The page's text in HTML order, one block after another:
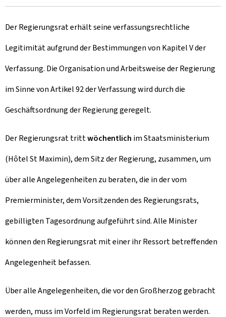
Der Regierungsrat erhält seine verfassungsrechtliche
Legitimität aufgrund der Bestimmungen von Kapitel V der
Verfassung. Die Organisation und Arbeitsweise der Regierung
im Sinne von Artikel 92 der Verfassung wird durch die
Geschäftsordnung der Regierung geregelt.
Der Regierungsrat trittwöchentlich im Staatsministerium
(Hôtel St Maximin), dem Sitz der Regierung, zusammen, um
über alle Angelegenheiten zu beraten, die in der vom
Premierminister, dem Vorsitzenden des Regierungsrats,
gebilligten Tagesordnung aufgeführt sind. Alle Minister
können den Regierungsrat mit einer ihr Ressort betreffenden
Angelegenheit befassen.
Über alle Angelegenheiten, die vor den Großherzog gebracht
werden, muss im Vorfeld im Regierungsrat beraten werden.